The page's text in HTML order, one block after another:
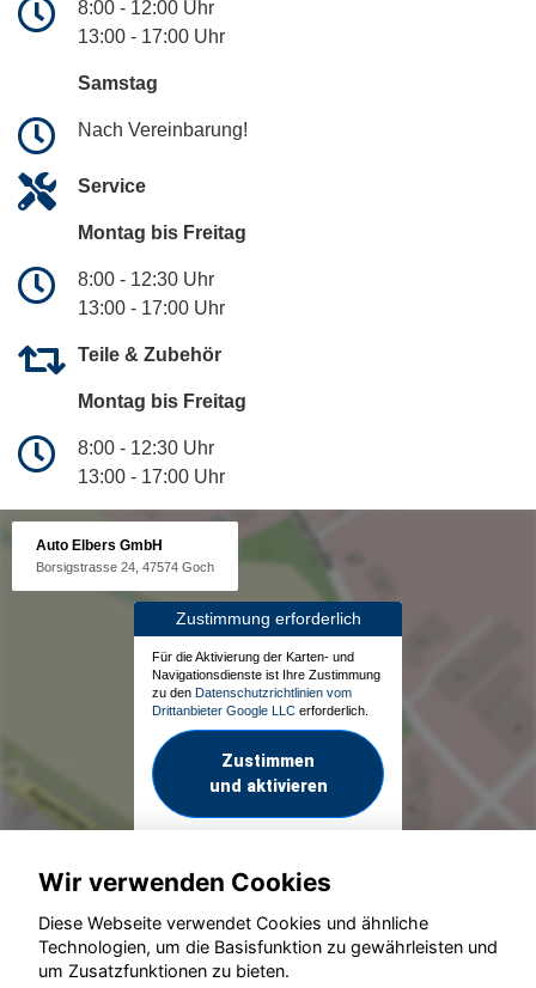
8:00 - 12:00 Uhr
13:00 - 17:00 Uhr
Samstag
Nach Vereinbarung!
Service
Montag bis Freitag
8:00 - 12:30 Uhr
13:00 - 17:00 Uhr
Teile & Zubehör
Montag bis Freitag
8:00 - 12:30 Uhr
13:00 - 17:00 Uhr
Auto Elbers GmbH
Borsigstrasse 24, 47574 Goch
Zustimmung erforderlich
Für die Aktivierung der Karten- und
Navigationsdienste ist Ihre Zustimmung
zu den Datenschutzrichtlinien vom
Drittanbieter Google LLC erforderlich.
Zustimmen
und aktivieren
© konjunkturmotor.de GmbH 2020 - 2026
Wir verwenden Cookies
Diese Webseite verwendet Cookies und ähnliche
Technologien, um die Basisfunktion zu gewährleisten und
um Zusatzfunktionen zu bieten.